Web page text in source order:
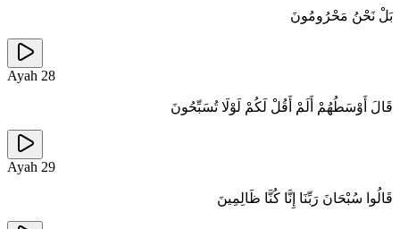
بَلْ نَحْنُ مَحْرُومُونَ
Ayah 28
قَالَ أَوْسَطُهُمْ أَلَمْ أَقُلْ لَكُمْ لَوْلَا تُسَبِّحُونَ
Ayah 29
قَالُوا سُبْحَانَ رَبِّنَا إِنَّا كُنَّا ظَالِمِينَ